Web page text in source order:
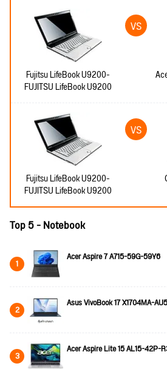
Fujitsu LifeBook U9200-
FUJITSU LifeBook U9200
Fujitsu LifeBook U9200-
FUJITSU LifeBook U9200
Top 5 - Notebook
1 Acer Aspire 7 A715-59G-59Y6
2 Asus VivoBook 17 X1704MA-
3 Acer Aspire Lite 15 AL15-42P-